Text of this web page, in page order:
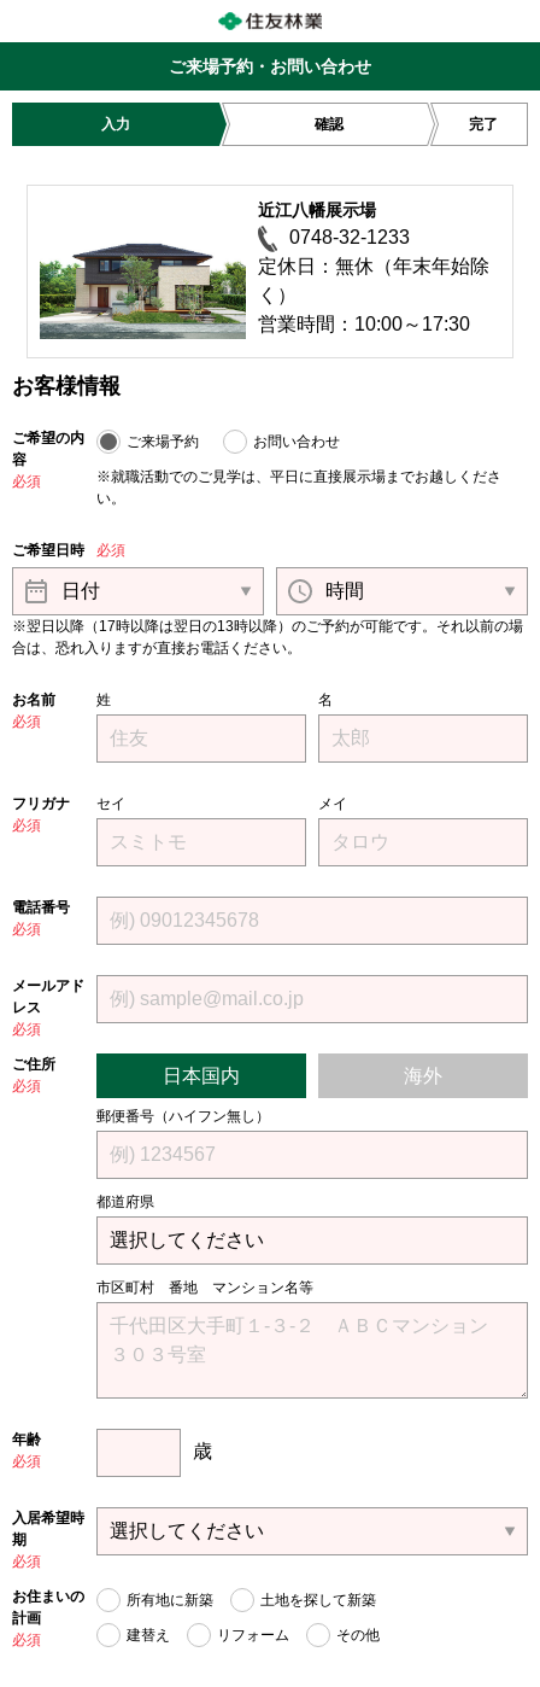
ご来場予約・お問い合わせ
入力 確認 完了
近江八幡展示場
0748-32-1233
定休日：無休（年末年始除
く）
営業時間：10:00～17:30
お客様情報
ご希望の内
容
必須
ご来場予約 お問い合わせ
※就職活動でのご見学は、平日に直接展示場までお越しくださ
い。
ご希望日時 必須
※翌日以降（17時以降は翌日の13時以降）のご予約が可能です。それ以前の場
合は、恐れ入りますが直接お電話ください。
お名前
必須
姓 名
フリガナ
必須
セイ メイ
電話番号
必須
メールアド
レス
必須
ご住所
必須
日本国内 海外
郵便番号（ハイフン無し）
都道府県
市区町村 番地 マンション名等
年齢
必須
歳
入居希望時
期
必須
お住まいの
計画
必須
所有地に新築 土地を探して新築
建替え リフォーム その他